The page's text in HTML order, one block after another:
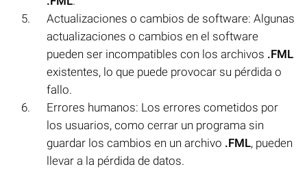
Actualizaciones o cambios de software: Algunas
actualizaciones o cambios en el software
pueden ser incompatibles con los archivos .FML
existentes, lo que puede provocar su pérdida o
fallo.
Errores humanos: Los errores cometidos por
los usuarios, como cerrar un programa sin
guardar los cambios en un archivo .FML, pueden
llevar a la pérdida de datos.